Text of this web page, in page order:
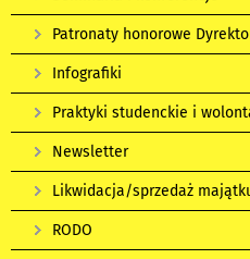
Patronaty honorowe
Infografiki
Praktyki studenckie i
Newsletter
Likwidacja/sprzedaż
RODO